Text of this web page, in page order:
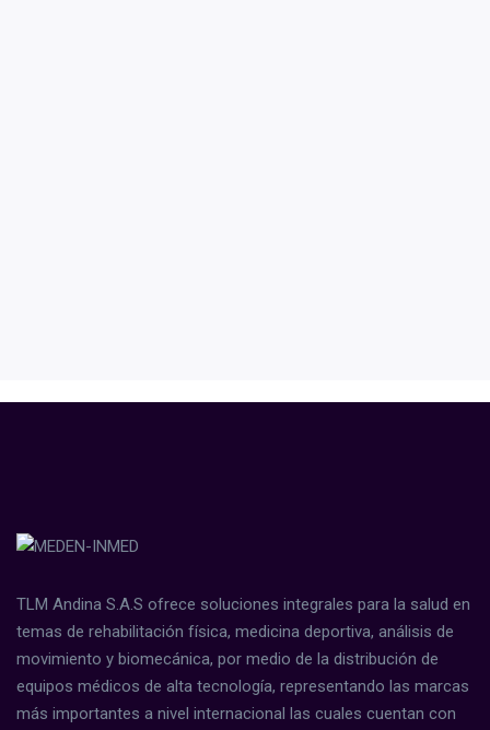
TLM Andina S.A.S ofrece soluciones integrales para la salud en
temas de rehabilitación física, medicina deportiva, análisis de
movimiento y biomecánica, por medio de la distribución de
equipos médicos de alta tecnología, representando las marcas
más importantes a nivel internacional las cuales cuentan con